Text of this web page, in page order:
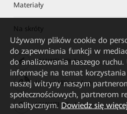
Materiały
Na skróty
HUAWEI eKit App
Huawei HiKnow App
HUAWEI eFly App
Używamy plików cookie do
do zapewniania funkcji w
do analizowania naszego
informacje na temat
naszej witryny naszym
społecznościowych, partnerom
analitycznym. Dowiedz się więcej